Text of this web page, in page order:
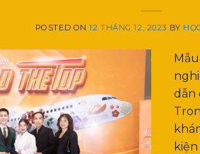
POSTED ON12 THÁNG 12, 2023 BY
dẫn